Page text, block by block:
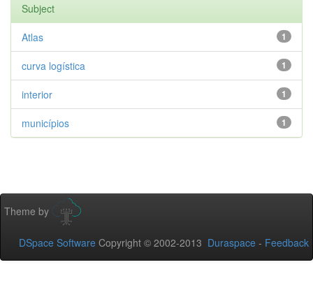
Subject
1
Atlas
1
curva logística
1
interior
1
municípios
Theme by
DSpace Software Copyright © 2002-2013 Duraspace - Feedback